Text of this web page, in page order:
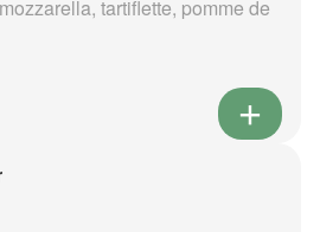
tartiflette, pomme de